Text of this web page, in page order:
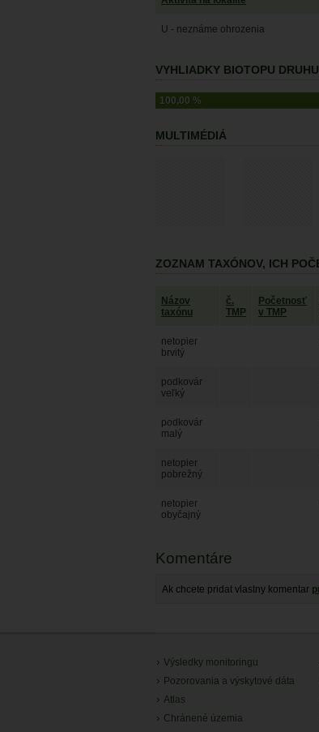
U - neznáme ohrozenia
VYHLIADKY BIOTOPU
100,00 %
MULTIMÉDIÁ
ZOZNAM TAXÓNOV, ICH
Názov
taxónu
č.
TMP
Početnosť
v TMP
netopier
brvitý
podkovár
veľký
podkovár
malý
netopier
pobrežný
netopier
obyčajný
Komentáre
Ak chcete pridat vlastny komentar
Výsledky monitoringu
Pozorovania a výskytové dáta
Atlas
Chránené územia